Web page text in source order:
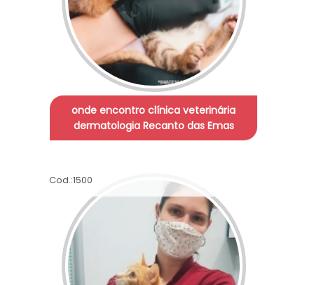
onde encontro clínica veterinária
dermatologia Recanto das Emas
Cod.:1500